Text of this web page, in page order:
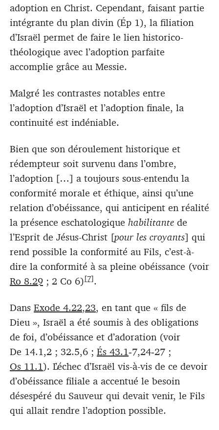
adoption en Christ. Cependant, faisant partie
intégrante du plan divin (Ép 1), la filiation
d’Israël permet de faire le lien historico-
théologique avec l’adoption parfaite
accomplie grâce au Messie.
Malgré les contrastes notables entre
l’adoption d’Israël et l’adoption finale, la
continuité est indéniable.
Bien que son déroulement historique et
rédempteur soit survenu dans l’ombre,
l’adoption […] a toujours sous-entendu la
conformité morale et éthique, ainsi qu’une
relation d’obéissance, qui anticipent en réalité
la présence eschatologique habilitante de
l’Esprit de Jésus-Christ [pour les croyants] qui
rend possible la conformité au Fils, c’est-à-
dire la conformité à sa pleine obéissance (voir
Ro 8.29 ; 2 Co 6)[7].
Dans Exode 4.22,23, en tant que « fils de
Dieu », Israël a été soumis à des obligations
de foi, d’obéissance et d’adoration (voir
De 14.1,2 ; 32.5,6 ; És 43.1‑7,24‑27 ;
Os 11.1). L’échec d’Israël vis-à-vis de ce devoir
d’obéissance filiale a accentué le besoin
désespéré du Sauveur qui devait venir, le Fils
qui allait rendre l’adoption possible.